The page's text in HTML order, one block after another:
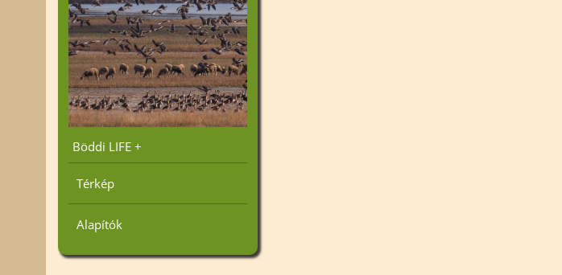
Böddi LIFE +
Térkép
Alapítók